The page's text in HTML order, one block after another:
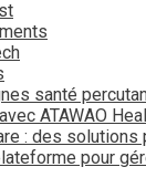
santé
ATAWAO
: des
pour